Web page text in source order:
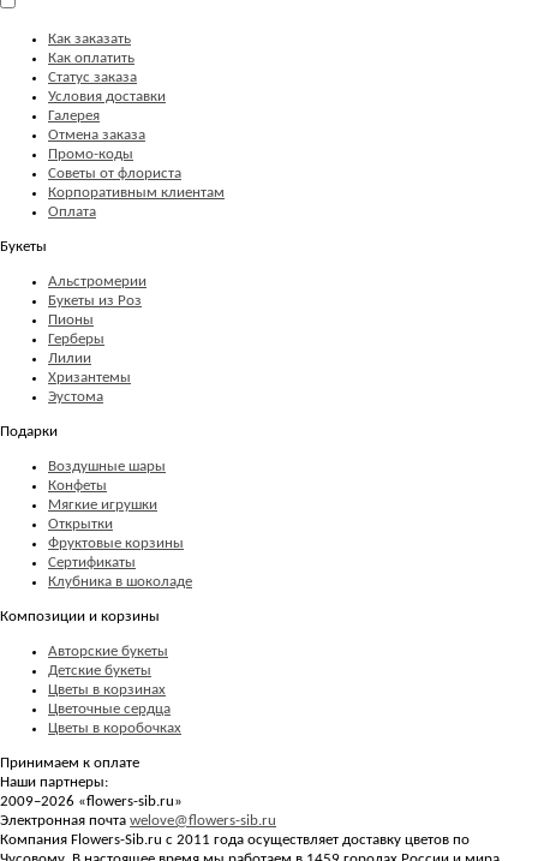
Как заказать
Как оплатить
Статус заказа
Условия доставки
Галерея
Отмена заказа
Промо-коды
Советы от флориста
Корпоративным клиентам
Оплата
Букеты
Альстромерии
Букеты из Роз
Пионы
Герберы
Лилии
Хризантемы
Эустома
Подарки
Воздушные шары
Конфеты
Мягкие игрушки
Открытки
Фруктовые корзины
Сертификаты
Клубника в шоколаде
Композиции и корзины
Авторские букеты
Детские букеты
Цветы в корзинах
Цветочные сердца
Цветы в коробочках
Принимаем к оплате
Наши партнеры:
2009–2026 «flowers-sib.ru»
Электронная почта welove@flowers-sib.ru
Компания Flowers-Sib.ru с 2011 года осуществляет доставку цветов по